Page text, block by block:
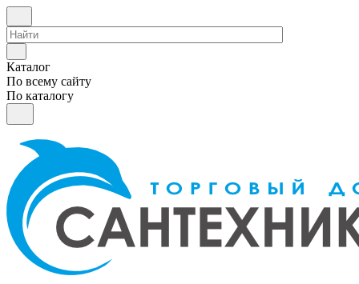
Каталог
По всему сайту
По каталогу